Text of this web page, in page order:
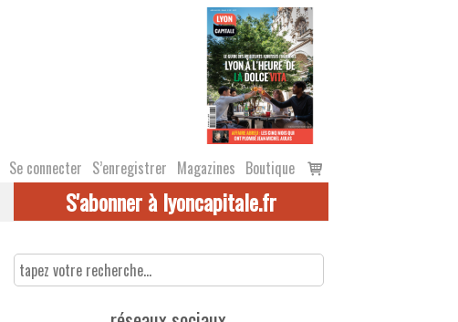
Se connecter S’enregistrer Magazines Boutique
Voir
le
S'abonner à lyoncapitale.fr